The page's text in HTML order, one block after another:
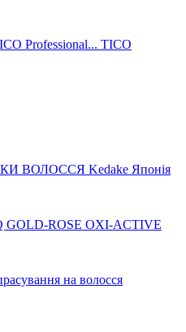
Professional... TICO
Kedake Японія
ROSE OXI-ACTIVE
на волосся